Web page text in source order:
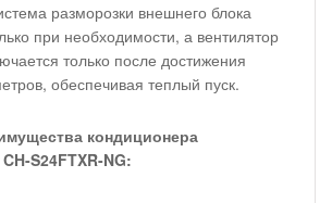
разморозки внешнего блока
при необходимости, а вентилятор
только после достижения
обеспечивая теплый пуск.
кондиционера
S24FTXR-NG: